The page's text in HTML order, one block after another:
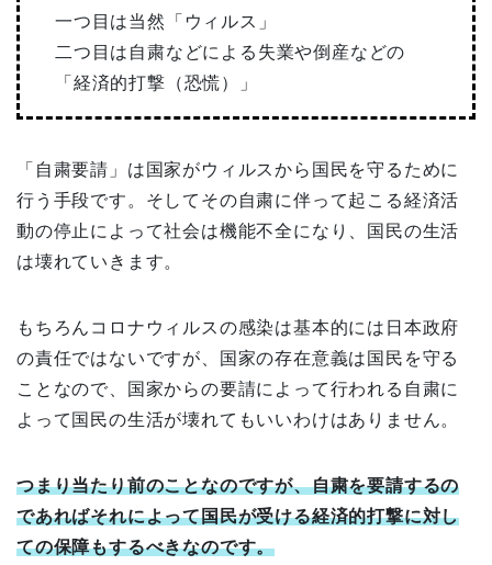
一つ目は当然「ウィルス」
二つ目は自粛などによる失業や倒産などの
「経済的打撃（恐慌）」
「自粛要請」は国家がウィルスから国民を守るために
行う手段です。そしてその自粛に伴って起こる経済活
動の停止によって社会は機能不全になり、国民の生活
は壊れていきます。
もちろんコロナウィルスの感染は基本的には日本政府
の責任ではないですが、国家の存在意義は国民を守る
ことなので、国家からの要請によって行われる自粛に
よって国民の生活が壊れてもいいわけはありません。
つまり当たり前のことなのですが、自粛を要請するの
であればそれによって国民が受ける経済的打撃に対し
ての保障もするべきなのです。